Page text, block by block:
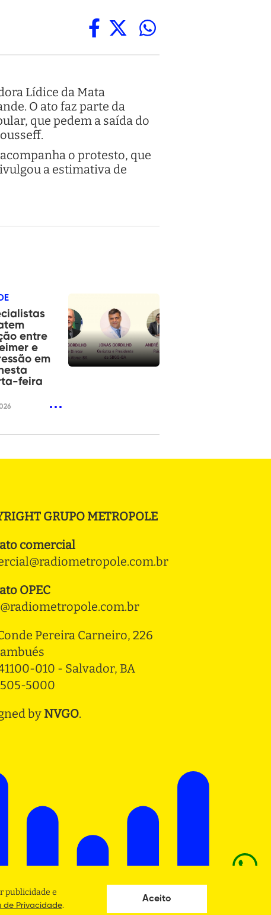
Lídice da Mata
O ato faz parte da
que pedem a saída do
o protesto, que
a estimativa de
entre
e
em
feira
GRUPO METROPOLE
comercial
OPEC
Pereira Carneiro, 226
010 - Salvador, BA
5000
by NVGO.
publicidade e
de Privacidade.
Aceito